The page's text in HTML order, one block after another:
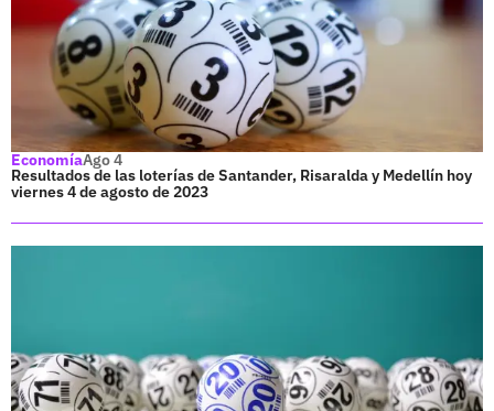
EconomíaAgo 4
Resultados de las loterías de Santander, Risaralda y Medellín hoy
viernes 4 de agosto de 2023